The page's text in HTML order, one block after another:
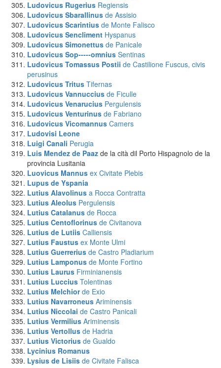
Ludovicus Rugerius Regiensis
Ludovicus Sbarallinus de Assisio
Ludovicus Scarintius de Monte Falisco
Ludovicus Sencliment Hyspanus
Ludovicus Simonettus de Panicale
Ludovicus Sop-----omnius Sentinas
Ludovicus Tomassus Postii de Castilione Fuscus, civis
perusinus
Ludovicus Tritus Tifernas
Ludovicus Vannuccius de Ficulle
Ludovicus Venarucius Pergulensis
Ludovicus Venturinus de Fabriano
Ludovicus Vicomannus Camers
Ludovisi Leone
Luigi Canali Perugia
Luis Mendez de Paaz de la cità dil Porto Hispagnolo de la
provincia Lusitania
Luovicus Mannus ex Civitate Plebis
Lupus de Yspania
Lutius Alavolinus a Rocca Contratta
Lutius Aleolus Pergulensis
Lutius Catalanus de Rocca
Lutius Centoflorinus de Civitanova
Lutius de Lutiis Calliensis
Lutius Faustus ex Monte Ulmi
Lutius Guerrerius de Castro Pladiarium
Lutius Lamponus de Monte Fortino
Lutius Laurus Firminianensis
Lutius Luccius Tolentinas
Lutius Melchior de Exio
Lutius Navarroneus Ariminensis
Lutius Niccolai de Castro Panicali
Lutius Vermilius Ariminensis
Lutius Vertollus de Hadria
Lutius Victorius de Gualdo
Lycinius Romanus
Lysius de Lisiis de Civitate Falisca